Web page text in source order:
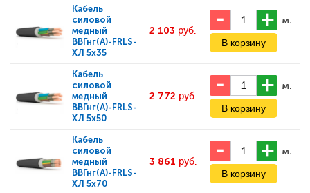
Кабель
силовой
медный
ВВГнг(А)-FRLS-
ХЛ 5x35
2 103 руб.
м.
Кабель
силовой
медный
ВВГнг(А)-FRLS-
ХЛ 5x50
2 772 руб.
м.
Кабель
силовой
медный
ВВГнг(А)-FRLS-
ХЛ 5x70
3 861 руб.
м.